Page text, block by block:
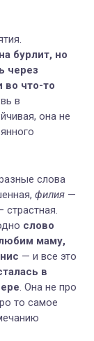
бурлит, но
через
что-то
в
она не
слова
филия —
страстная.
слово
маму,
— и все это
в
. Она не про
то самое